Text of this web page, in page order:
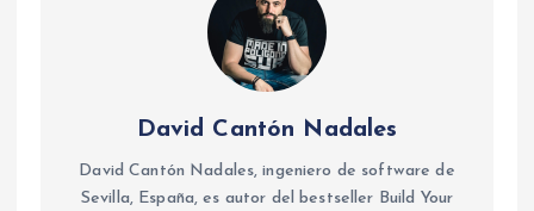
David Cantón Nadales
David Cantón Nadales, ingeniero de software de
Sevilla, España, es autor del bestseller Build Your